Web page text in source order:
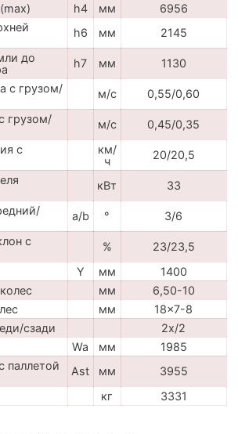
h4 мм
6956
h6 мм
2145
до
h7 мм
1130
с грузом/
м/с
0,55/0,60
грузом/
м/с
0,45/0,35
с
км/
ч
20/20,5
кВт
33
a/b °
3/6
с
%
23/23,5
Y мм
1400
мм
6,50-10
мм
18x7-8
сзади
2x/2
Wa мм
1985
паллетой
Ast мм
3955
кг 3331